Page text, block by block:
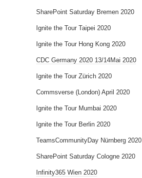
SharePoint Saturday Bremen 2020
Ignite the Tour Taipei 2020
Ignite the Tour Hong Kong 2020
CDC Germany 2020 13/14Mai 2020
Ignite the Tour Zürich 2020
Commsverse (London) April 2020
Ignite the Tour Mumbai 2020
Ignite the Tour Berlin 2020
TeamsCommunityDay Nürnberg 2020
SharePoint Saturday Cologne 2020
Infinity365 Wien 2020